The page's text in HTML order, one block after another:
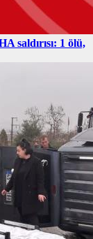
saldırısı: 1 ölü,